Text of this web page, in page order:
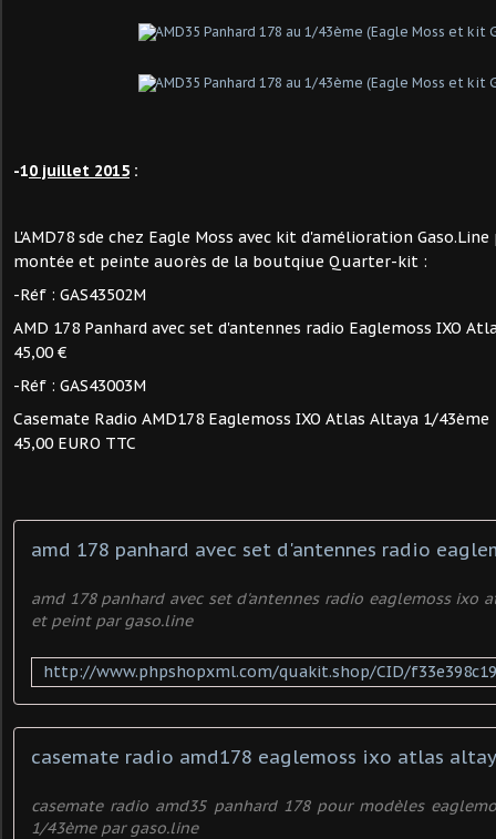
-10 juillet 2015 :
L'AMD78 sde chez Eagle Moss avec kit d'amélioration
montée et peinte auorès de la boutqiue Quarter-kit :
-Réf : GAS43502M
AMD 178 Panhard avec set d'antennes radio Eaglemoss IXO
45,00 €
-Réf : GAS43003M
Casemate Radio AMD178 Eaglemoss IXO Atlas Altaya 1/43ème
45,00 EURO TTC
amd 178 panhard avec set d'antennes radio eaglemoss ixo
et peint par gaso.line
casemate radio amd178 eaglemoss ixo atlas
casemate radio amd35 panhard 178 pour modèles
1/43ème par gaso.line